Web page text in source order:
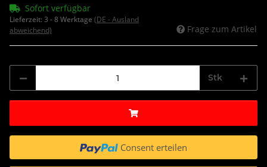
Sofort verfügbar
Lieferzeit: 3 - 8 Werktage (DE - Ausland
abweichend)
Frage zum Artikel
Stk
Consent erteilen